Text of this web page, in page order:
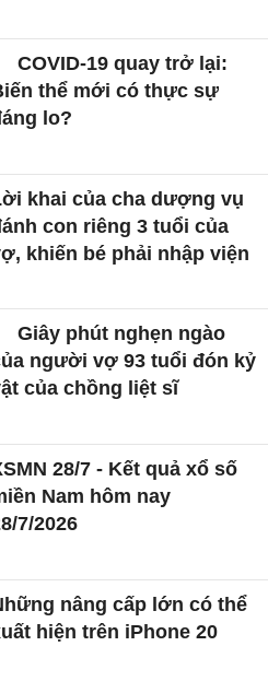
COVID-19 quay trở lại:
thể mới có thực sự
lo?
khai của cha dượng vụ
con riêng 3 tuổi của
khiến bé phải nhập viện
Giây phút nghẹn ngào
người vợ 93 tuổi đón kỷ
của chồng liệt sĩ
28/7 - Kết quả xổ số
Nam hôm nay
7/2026
nâng cấp lớn có thể
hiện trên iPhone 20